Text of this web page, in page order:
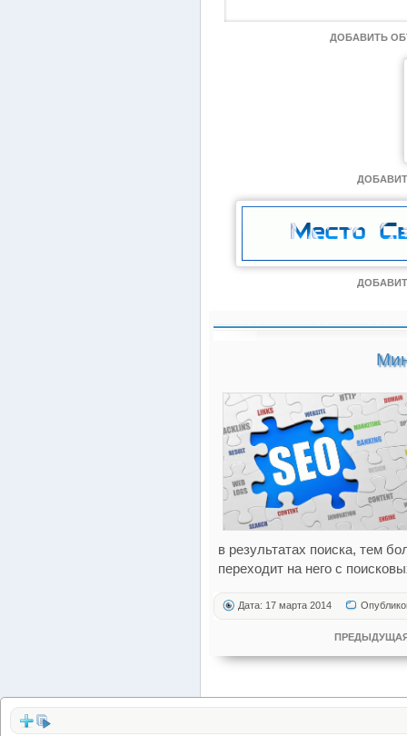
ДОБАВИТЬ
в результатах поиска, тем
переходит на него с
Дата: 17 марта 2014